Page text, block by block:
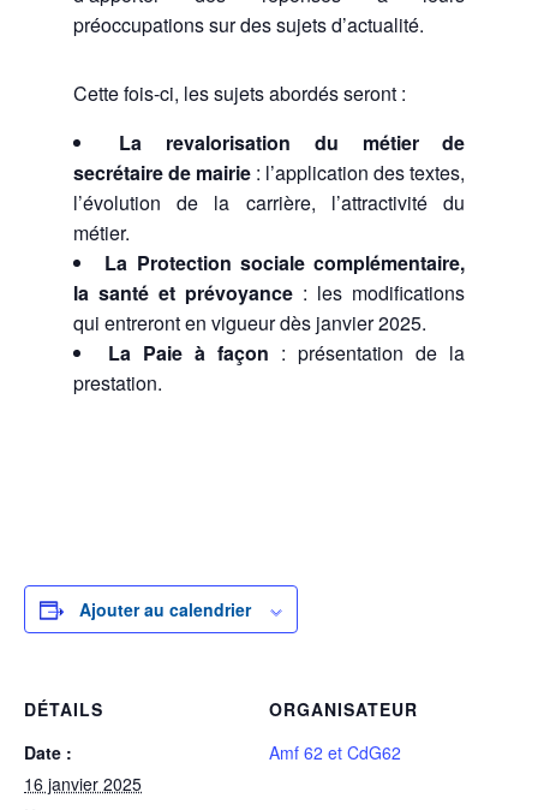
préoccupations sur des sujets d’actualité.
Cette fois-ci, les sujets abordés seront :
La revalorisation du métier de
secrétaire de mairie: l’application des textes,
l’évolution de la carrière, l’attractivité du
métier.
La Protection sociale complémentaire,
la santé et prévoyance : les modifications
qui entreront en vigueur dès janvier 2025.
La Paie à façon : présentation de la
prestation.
Ajouter au calendrier
DÉTAILS
Date :
16 janvier 2025
ORGANISATEUR
Amf 62 et CdG62